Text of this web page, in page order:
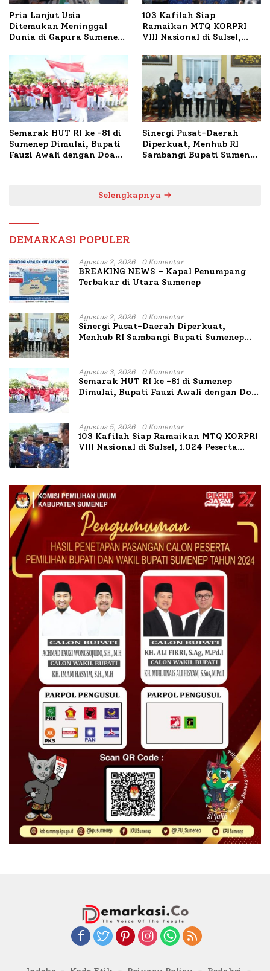
Pria Lanjut Usia
Ditemukan Meninggal
Dunia di Gapura Sumenep,
103 Kafilah Siap
Ramaikan MTQ KORPRI
VIII Nasional di Sulsel,
Semarak HUT RI ke -81 di
Sumenep Dimulai, Bupati
Fauzi Awali dengan Doa
Sinergi Pusat-Daerah
Diperkuat, Menhub RI
Sambangi Bupati Sumenep
Selengkapnya
DEMARKASI POPULER
Agustus 2, 2026 0 Komentar
BREAKING NEWS – Kapal Penumpang
Terbakar di Utara Sumenep
Agustus 2, 2026 0 Komentar
Sinergi Pusat-Daerah Diperkuat,
Menhub RI Sambangi Bupati Sumenep
Agustus 3, 2026 0 Komentar
Semarak HUT RI ke -81 di Sumenep
Dimulai, Bupati Fauzi Awali dengan Doa
Agustus 5, 2026 0 Komentar
103 Kafilah Siap Ramaikan MTQ KORPRI
VIII Nasional di Sulsel, 1.024 Peserta